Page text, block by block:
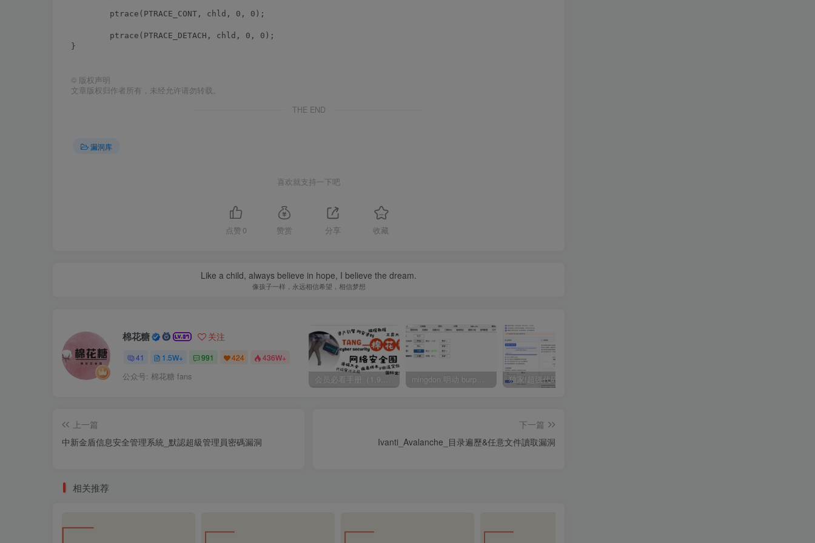
}
© 版权声明
文章版权归作者所有，未经允许请勿转载。
THE END
漏洞库
喜欢就支持一下吧
点赞 0 赞赏 分享 收藏
Like a child, always believe in hope, I believe the dream.
像孩子一样，永远相信希望，相信梦想
棉花糖 关注
41 1.5W+ 991 424 436W+
公众号: 棉花糖 fans
上一篇
中新金盾信息安全管理系統_默認超級管理員密碼漏洞
下一篇
Ivanti_Avalanche_目录遍歷&任意文件讀取漏洞
相关推荐